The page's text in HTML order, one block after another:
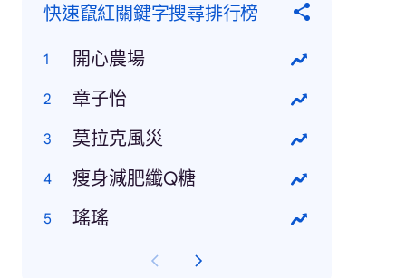
快速竄紅關鍵字搜尋排行榜
開心農場
章子怡
莫拉克風災
瘦身減肥纖Q糖
瑤瑤